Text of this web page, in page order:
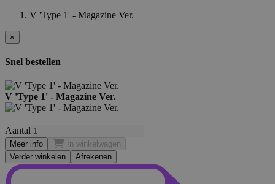
V 'Type 1' - Magazine Ver.
×
Snel bestellen
V 'Type 1' - Magazine Ver.
Aantal
Meer info
In winkelwagen
Verder winkelen
Afrekenen